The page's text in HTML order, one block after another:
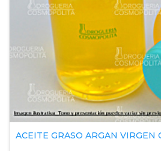
ACEITE GRASO ARGAN VIRGEN